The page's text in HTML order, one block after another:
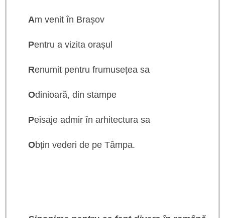
Am venit în Brașov
Pentru a vizita orașul
Renumit pentru frumusețea sa
Odinioară, din stampe
Peisaje admir în arhitectura sa
Obțin vederi de pe Tâmpa.